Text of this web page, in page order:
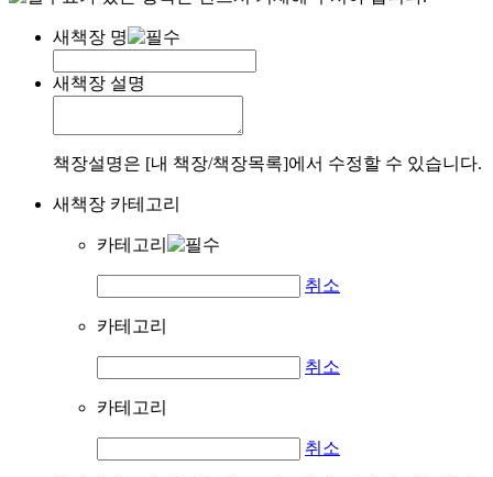
새책장 명
새책장 설명
책장설명은 [내 책장/책장목록]에서 수정할 수 있습니다.
새책장 카테고리
카테고리
취소
카테고리
취소
카테고리
취소